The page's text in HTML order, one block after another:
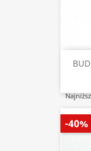
-40%